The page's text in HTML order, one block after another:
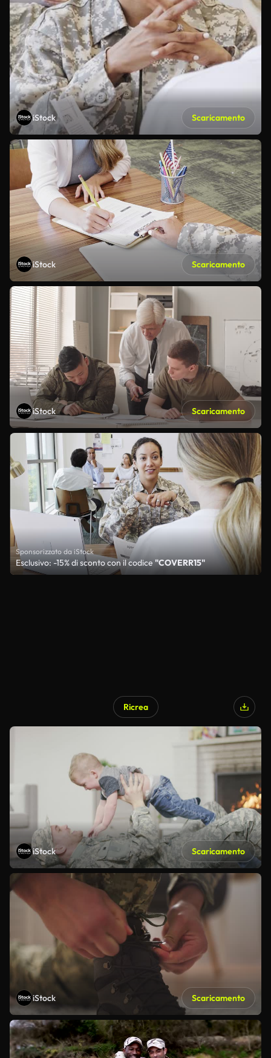
iStock Scaricamento
iStock Scaricamento
iStock Scaricamento
Sponsorizzato da iStock
Esclusivo: -15% di sconto con il codice"COVERR15"
Ricrea
iStock Scaricamento
iStock Scaricamento